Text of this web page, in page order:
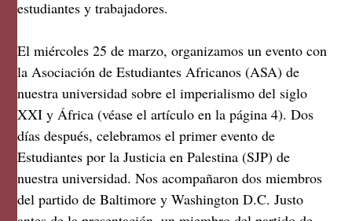
estudiantes y trabajadores.
El miércoles 25 de marzo, organizamos un evento con
la Asociación de Estudiantes Africanos (ASA) de
nuestra universidad sobre el imperialismo del siglo
XXI y África (véase el artículo en la página 4). Dos
días después, celebramos el primer evento de
Estudiantes por la Justicia en Palestina (SJP) de
nuestra universidad. Nos acompañaron dos miembros
del partido de Baltimore y Washington D.C. Justo